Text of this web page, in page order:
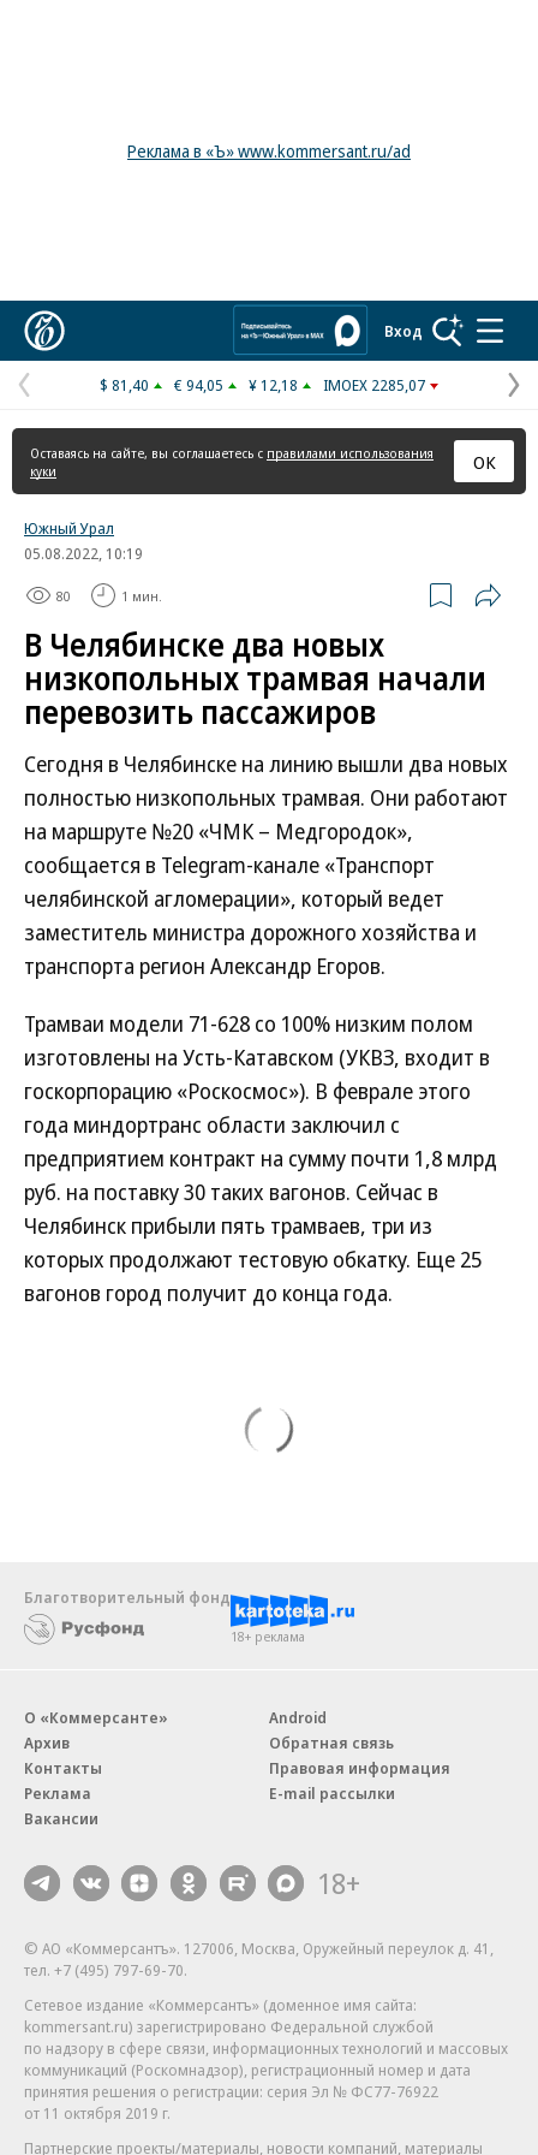
Реклама в «Ъ» www.kommersant.ru/ad
Вход
Предыдущая
страница
$ 81,40 € 94,05 ¥ 12,18 IMOEX 2285,07
Оставаясь на сайте, вы соглашаетесь с правилами использования
куки
ОК
Южный Урал
05.08.2022, 10:19
80 1 мин.
В Челябинске два новых
низкопольных трамвая начали
перевозить пассажиров
Сегодня в Челябинске на линию вышли два новых
полностью низкопольных трамвая. Они работают
на маршруте №20 «ЧМК – Медгородок»,
сообщается в Telegram-канале «Транспорт
челябинской агломерации», который ведет
заместитель министра дорожного хозяйства и
транспорта регион Александр Егоров.
Трамваи модели 71-628 со 100% низким полом
изготовлены на Усть-Катавском (УКВЗ, входит в
госкорпорацию «Роскосмос»). В феврале этого
года миндортранс области заключил с
предприятием контракт на сумму почти 1,8 млрд
руб. на поставку 30 таких вагонов. Сейчас в
Челябинск прибыли пять трамваев, три из
которых продолжают тестовую обкатку. Еще 25
вагонов город получит до конца года.
Благотворительный фонд
18+ реклама
О «Коммерсанте»
Архив
Контакты
Реклама
Вакансии
Android
Обратная связь
Правовая информация
E-mail рассылки
18+
© АО «Коммерсантъ». 127006, Москва, Оружейный переулок д. 41,
тел. +7 (495) 797-69-70.
Сетевое издание «Коммерсантъ» (доменное имя сайта:
kommersant.ru) зарегистрировано Федеральной службой
по надзору в сфере связи, информационных технологий и массовых
коммуникаций (Роскомнадзор), регистрационный номер и дата
принятия решения о регистрации: серия Эл № ФС77-76922
от 11 октября 2019 г.
Партнерские проекты/материалы, новости компаний, материалы